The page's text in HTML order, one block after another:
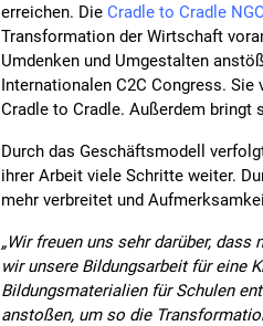
erreichen. Die Cradle to Cradle
Transformation der Wirtschaft
Umdenken und Umgestalten
Internationalen C2C Congress.
Cradle to Cradle. Außerdem
Durch das Geschäftsmodell
ihrer Arbeit viele Schritte weiter.
mehr verbreitet und
„Wir freuen uns sehr darüber,
wir unsere Bildungsarbeit für eine
Bildungsmaterialien für Schulen
anstoßen, um so die